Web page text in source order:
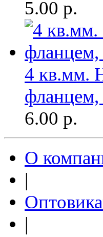
5.00 р.
4 кв.мм.
6.00 р.
О
|
|